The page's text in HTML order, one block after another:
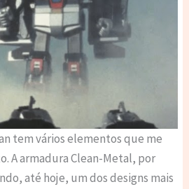
tem vários elementos que me
A armadura Clean-Metal, por
até hoje, um dos designs mais